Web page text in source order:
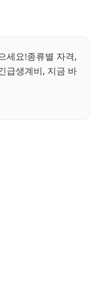
세요!종류별 자격,
급생계비, 지금 바